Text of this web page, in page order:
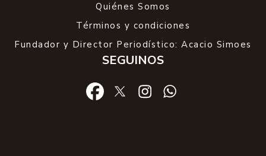
Quiénes Somos
Términos y condiciones
Fundador y Director Periodístico: Acacio Simoes
SEGUINOS